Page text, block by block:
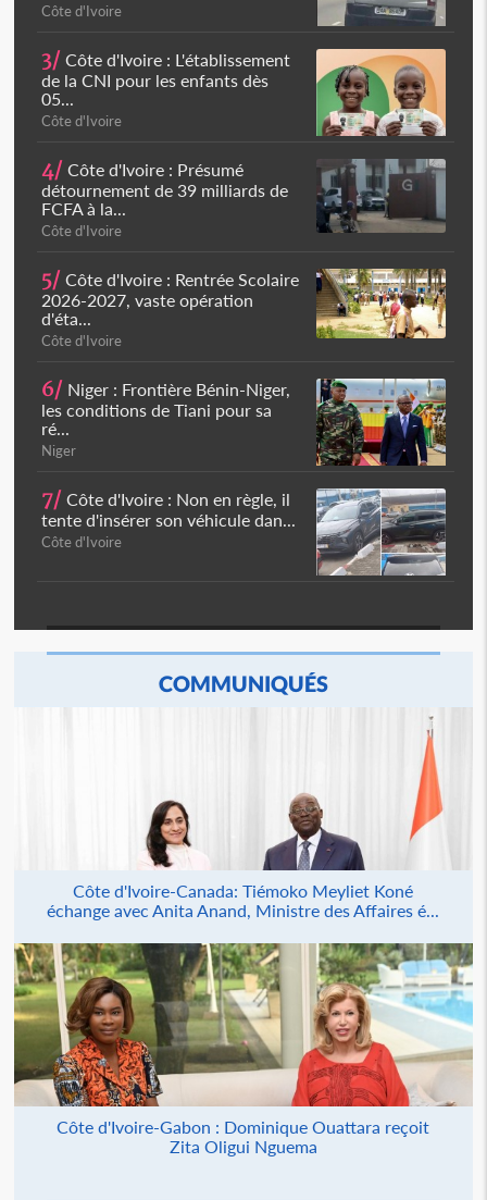
Côte d'Ivoire
3/ Côte d'Ivoire : L'établissement
de la CNI pour les enfants dès
05...
Côte d'Ivoire
4/ Côte d'Ivoire : Présumé
détournement de 39 milliards de
FCFA à la...
Côte d'Ivoire
5/ Côte d'Ivoire : Rentrée Scolaire
2026-2027, vaste opération
d'éta...
Côte d'Ivoire
6/ Niger : Frontière Bénin-Niger,
les conditions de Tiani pour sa
ré...
Niger
7/ Côte d'Ivoire : Non en règle, il
tente d'insérer son véhicule dan...
Côte d'Ivoire
COMMUNIQUÉS
Côte d'Ivoire-Canada: Tiémoko Meyliet Koné
échange avec Anita Anand, Ministre des Affaires é...
Côte d'Ivoire-Gabon : Dominique Ouattara reçoit
Zita Oligui Nguema